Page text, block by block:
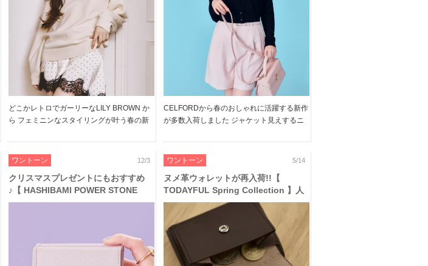
どこかレトロでガーリーなLILY BROWN か
ら フェミニンなスタイリングが叶う春の新
ピとニットワンピのセットアイテムや 昨年
も人気だったビスチェライクなワンピースと
同カラーの […]
CELFORDから春のおしゃれに活躍する新作
が多数入荷しました ジャケット見えするニ
の女性にぴったりなショートパンツなど デ
イリーから特別な日まで愛用いただけます
ぜひこの機会にG […]
ワントーン 12/3
クリスマスプレゼントにもおすすめ
♪【 HASHIBAMI POWER STONE
MINI WALLET 】ひとつしかない天然
ワントーン 5/14
ヌメ革ウォレットが再入荷!!【
TODAYFUL Spring Collection 】人
気デザインのお財布やレザーベルト、
チェーンブレスレットなどデイリーに
活躍するおしゃれ小物をご紹介♪